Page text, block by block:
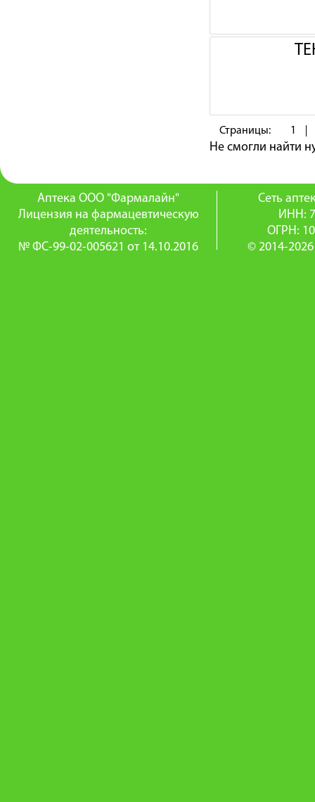
Страницы: 1
Не смогли найти
Аптека ООО "Фармалайн"
Лицензия на фармацевтическую
деятельность:
№ ФС-99-02-005621 от 14.10.2016
Сеть
ИНН:
ОГРН:
© 2014-